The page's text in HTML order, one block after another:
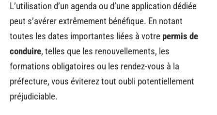
L’utilisation d’un agenda ou d’une application dédiée
peut s’avérer extrêmement bénéfique. En notant
toutes les dates importantes liées à votre permis de
conduire, telles que les renouvellements, les
formations obligatoires ou les rendez-vous à la
préfecture, vous éviterez tout oubli potentiellement
préjudiciable.